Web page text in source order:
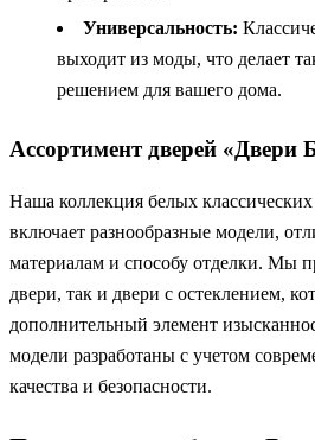
Универсальность:
выходит из моды, что делает
решением для вашего дома.
Ассортимент дверей «Двери
Наша коллекция белых
включает разнообразные модели,
материалам и способу отделки. Мы
двери, так и двери с остеклением,
дополнительный элемент
модели разработаны с учетом
качества и безопасности.